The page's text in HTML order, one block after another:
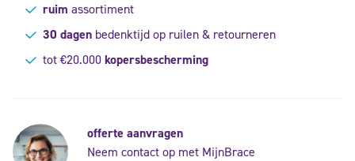
ruim assortiment
30 dagenbedenktijd op ruilen & retourneren
tot €20.000kopersbescherming
offerte aanvragen
Neem contact op met MijnBrace